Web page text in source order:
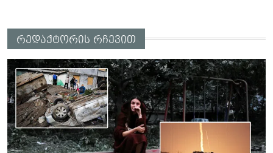
რედაქტორის რჩევით